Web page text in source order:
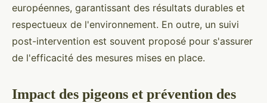
européennes, garantissant des résultats durables et
respectueux de l'environnement. En outre, un suivi
post-intervention est souvent proposé pour s'assurer
de l'efficacité des mesures mises en place.
Impact des pigeons et prévention des